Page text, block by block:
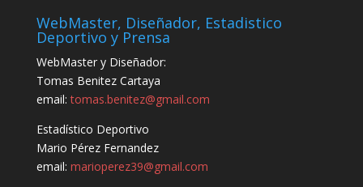
WebMaster, Diseñador, Estadistico
Deportivo y Prensa
WebMaster y Diseñador:
Tomas Benitez Cartaya
email:tomas.benitez@gmail.com
Estadístico Deportivo
Mario Pérez Fernandez
email: marioperez39@gmail.com